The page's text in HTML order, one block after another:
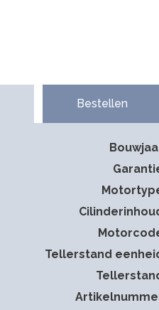
Bestellen
Tellerstand